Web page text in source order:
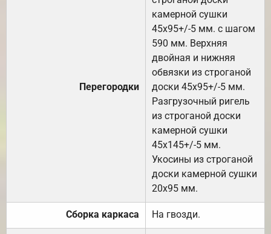
Перегородки
камерной сушки
45х95+/-5 мм. с шагом
590 мм. Верхняя
двойная и нижняя
обвязки из строганой
доски 45х95+/-5 мм.
Разгрузочный ригель
из строганой доски
камерной сушки
45х145+/-5 мм.
Укосины из строганой
доски камерной сушки
20х95 мм.
Сборка каркаса На гвозди.